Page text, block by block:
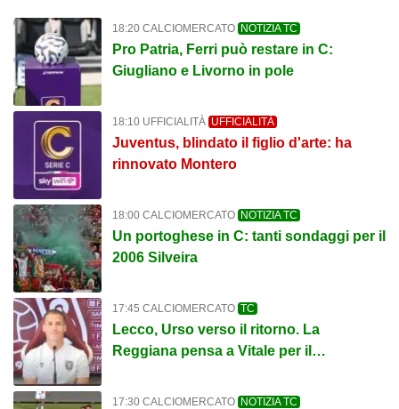
18:20 CALCIOMERCATO NOTIZIA TC
Pro Patria, Ferri può restare in C:
Giugliano e Livorno in pole
18:10 UFFICIALITÀ UFFICIALITÀ
Juventus, blindato il figlio d'arte: ha
rinnovato Montero
18:00 CALCIOMERCATO NOTIZIA TC
Un portoghese in C: tanti sondaggi per il
2006 Silveira
17:45 CALCIOMERCATO TC
Lecco, Urso verso il ritorno. La
Reggiana pensa a Vitale per il
17:30 CALCIOMERCATO NOTIZIA TC